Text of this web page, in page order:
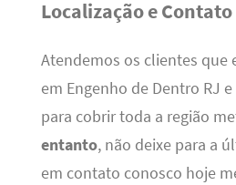
Localização e Contato
Atendemos os clientes que
em Engenho de Dentro RJ
para cobrir toda a região
entanto, não deixe para a
em contato conosco hoje